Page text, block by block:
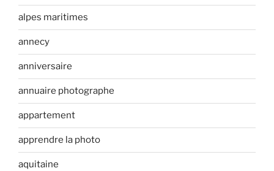
alpes maritimes
annecy
anniversaire
annuaire photographe
appartement
apprendre la photo
aquitaine